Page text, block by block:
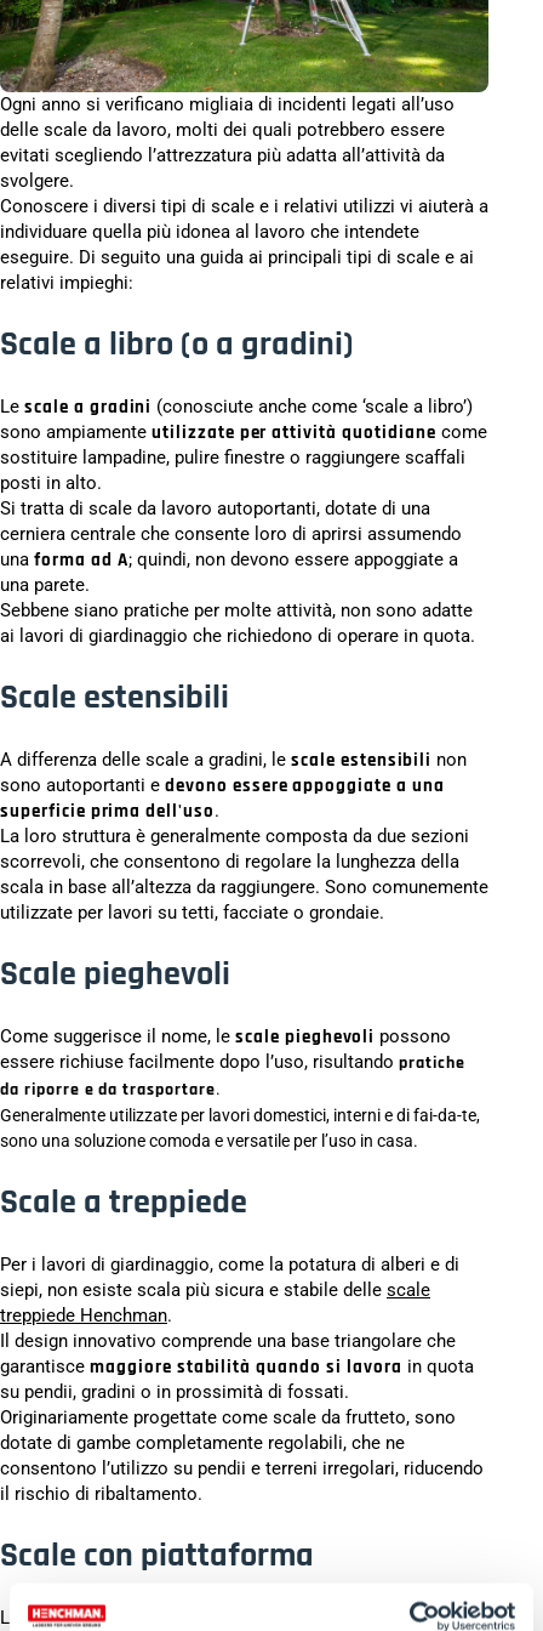
Ogni anno si verificano migliaia di incidenti legati all’uso
delle scale da lavoro, molti dei quali potrebbero essere
evitati scegliendo l’attrezzatura più adatta all’attività da
svolgere.
Conoscere i diversi tipi di scale e i relativi utilizzi vi aiuterà a
individuare quella più idonea al lavoro che intendete
eseguire. Di seguito una guida ai principali tipi di scale e ai
relativi impieghi:
Scale a libro (o a gradini)
Le scale a gradini (conosciute anche come ‘scale a libro’)
sono ampiamente utilizzate per attività quotidiane come
sostituire lampadine, pulire finestre o raggiungere scaffali
posti in alto.
Si tratta di scale da lavoro autoportanti, dotate di una
cerniera centrale che consente loro di aprirsi assumendo
una forma ad A; quindi, non devono essere appoggiate a
una parete.
Sebbene siano pratiche per molte attività, non sono adatte
ai lavori di giardinaggio che richiedono di operare in quota.
Scale estensibili
A differenza delle scale a gradini, le scale estensibili non
sono autoportanti e devono essere appoggiate a una
superficie prima dell'uso.
La loro struttura è generalmente composta da due sezioni
scorrevoli, che consentono di regolare la lunghezza della
scala in base all’altezza da raggiungere. Sono comunemente
utilizzate per lavori su tetti, facciate o grondaie.
Scale pieghevoli
Come suggerisce il nome, le scale pieghevoli possono
essere richiuse facilmente dopo l’uso, risultando pratiche
da riporre e da trasportare.
Generalmente utilizzate per lavori domestici, interni e di fai-da-te,
sono una soluzione comoda e versatile per l’uso in casa.
Scale a treppiede
Per i lavori di giardinaggio, come la potatura di alberi e di
siepi, non esiste scala più sicura e stabile delle scale
treppiede Henchman.
Il design innovativo comprende una base triangolare che
garantisce maggiore stabilità quando si lavora in quota
su pendii, gradini o in prossimità di fossati.
Originariamente progettate come scale da frutteto, sono
dotate di gambe completamente regolabili, che ne
consentono l’utilizzo su pendii e terreni irregolari, riducendo
il rischio di ribaltamento.
Scale con piattaforma
Le scale a piattaforma hanno una struttura ad A simile a